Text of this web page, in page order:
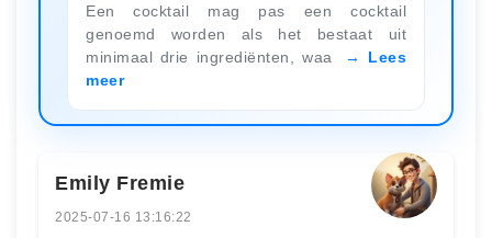
Een cocktail mag pas een cocktail
genoemd worden als het bestaat uit
minimaal drie ingrediënten, waa
Lees
meer
Emily Fremie
2025-07-16 13:16:22